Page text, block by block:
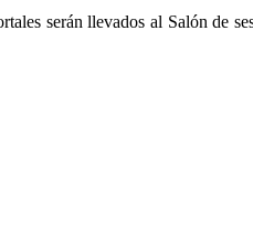
serán llevados al Salón de